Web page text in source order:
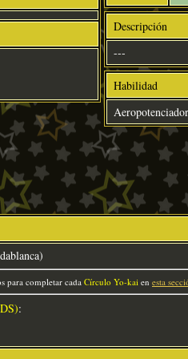
Descripción
---
Habilidad
Aeropotenciador
para completar cada Círculo Yo-kai en esta
: